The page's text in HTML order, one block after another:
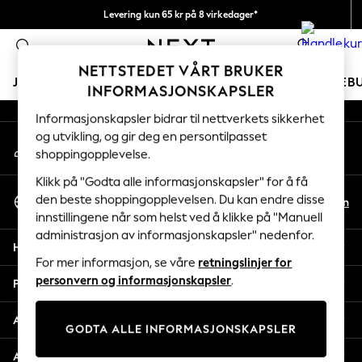
Levering kun 65 kr på 8 virkedager*
Vi betaler alle tollavgifter 0
JENTER GUTTER BABY KVINNER MENN
GIRLS
New In
50 - 92cm
98 - 110cm
116 - 134cm
140 - 174cm
Trending: Top & Short Sets
Trending: Clogs
Toy Story
THE SET
Coats & Jackets
Sweatshirts & Hoodies
An error occurred on client
Våre sosiale nettverk
Min konto
Logg inn på kontoen din
Velg Språk
Norsk
No En
Hjelp
Personvern & Juridisk
Avdelinger
Andre tjenester
NETTSTEDET VÅRT BRUKER
INFORMASJONSKAPSLER
Informasjonskapsler bidrar til nettverkets sikkerhet
og utvikling, og gir deg en persontilpasset
shoppingopplevelse.
Klikk på "Godta alle informasjonskapsler" for å få
den beste shoppingopplevelsen. Du kan endre disse
innstillingene når som helst ved å klikke på "Manuell
administrasjon av informasjonskapsler" nedenfor.
For mer informasjon, se våre retningslinjer for
personvern og informasjonskapsler.
GODTA ALLE INFORMASJONSKAPSLER